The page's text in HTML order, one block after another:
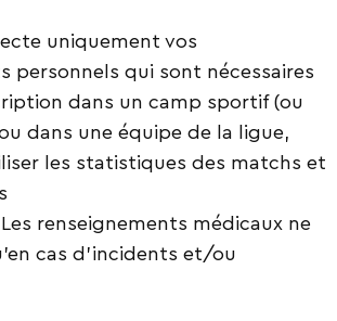
uniquement vos
personnels qui sont nécessaires
dans un camp sportif (ou
dans une équipe de la ligue,
les statistiques des matchs et
renseignements médicaux ne
cas d’incidents et/ou